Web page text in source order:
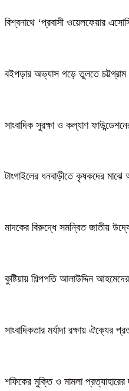
বিশ্বনাথে ‘প্রবাসী ওয়েলফেয়ার
বইপড়ার অভ্যাস গড়ে তুলতে
সাংবাদিক সুরক্ষা ও কল্যাণ
টাংগাইলের ধনবাড়ীতে কৃষকদের
মাদকের বিরুদ্ধে সমন্বিত জাতীয়
কুষ্টিয়ায় শিল্পপতি আলাউদ্দিন
সাংবাদিকতার মর্যাদা রক্ষায় ঐক্যের
শফিকের মুক্তি ও মামলা প্রত্যাহারের